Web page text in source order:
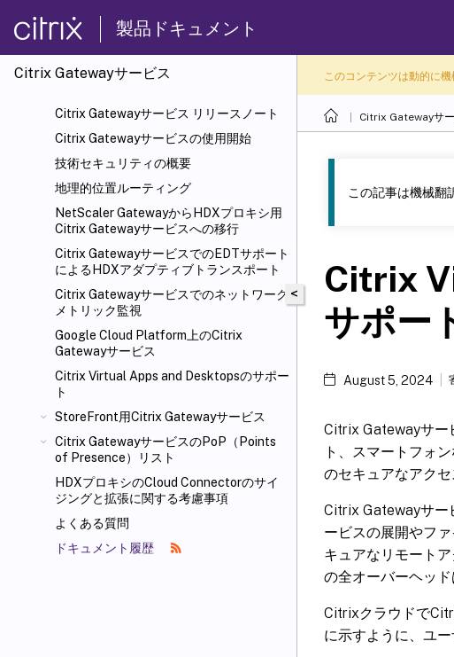
製品ドキュメント
Citrix Gatewayサービス
Citrix Gatewayサービス リリースノート
Citrix Gatewayサービスの使用開始
技術セキュリティの概要
地理的位置ルーティング
NetScalerGatewayからHDXプロキシ用
Citrix Gatewayサービスへの移行
Citrix GatewayサービスでのEDTサポート
によるHDXアダプティブトランスポート
Citrix Gatewayサービスでのネットワーク
メトリック監視
Google Cloud Platform上のCitrix
Gatewayサービス
Citrix Virtual Apps and Desktopsのサポー
ト
StoreFront用Citrix Gatewayサービス
Citrix GatewayサービスのPoP（Points
of Presence）リスト
HDXプロキシのCloud Connectorのサイ
ジングと拡張に関する考慮事項
よくある質問
ドキュメント履歴
このコンテンツは動的に機
Citrix Gatewayサ
<
この記事は機械翻
Citrix
サポー
August 5, 2024
Citrix Gatewayサー
ト、スマートフォ
のセキュアなアクセ
Citrix Gatewayサー
ービスの展開やフ
キュアなリモート
の全オーバーヘッ
Citrixクラウドで
に示すように、ユ